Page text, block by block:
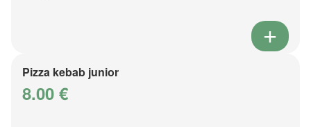
Pizza kebab junior
8.00 €